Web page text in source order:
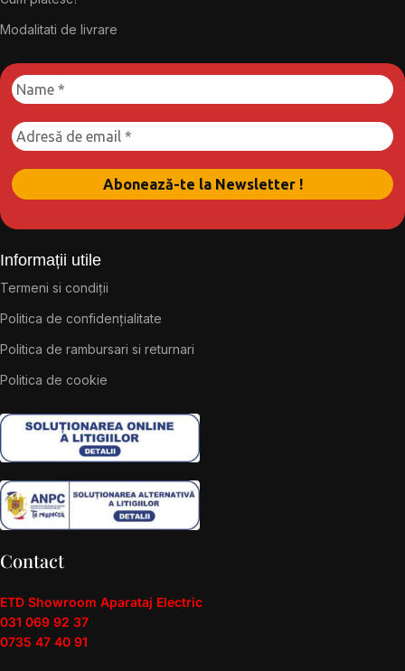
Modalitati de livrare
Informații utile
Termeni si condiții
Politica de confidențialitate
Politica de rambursari si returnari
Politica de cookie
Contact
ETD Showroom Aparataj Electric
031 069 92 37
0735 47 40 91